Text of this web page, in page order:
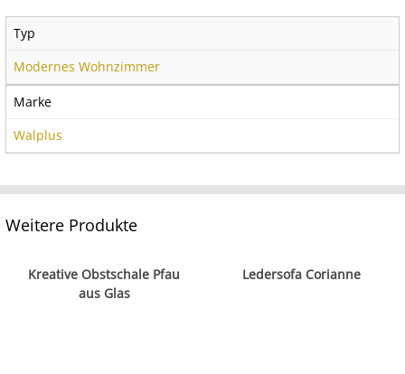
Typ
Modernes Wohnzimmer
Marke
Walplus
Weitere Produkte
Kreative Obstschale Pfau
aus Glas
Ledersofa Corianne